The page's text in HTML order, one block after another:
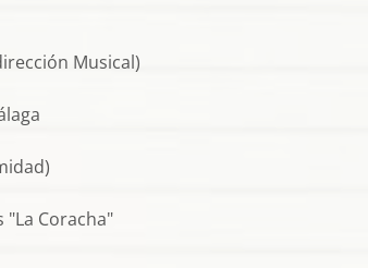
Musical)
"La Coracha"